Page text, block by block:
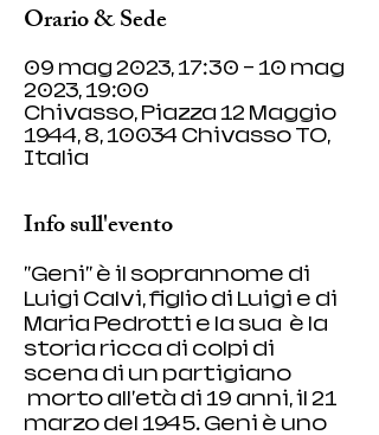
Orario & Sede
09 mag 2023, 17:30 – 10 mag
2023, 19:00
Chivasso, Piazza 12 Maggio
1944, 8, 10034 Chivasso TO,
Italia
Info sull'evento
"Geni" è il soprannome di
Luigi Calvi, figlio di Luigi e di
Maria Pedrotti e la sua  è la
storia ricca di colpi di
scena di un partigiano
morto all'età di 19 anni, il 21
marzo del 1945. Geni è uno